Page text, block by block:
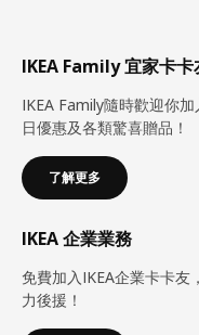
IKEA Family 宜家卡卡
IKEA Family隨時歡迎你
日優惠及各類驚喜贈品！
了解更多
IKEA 企業業務
免費加入IKEA企業卡卡友
力後援！